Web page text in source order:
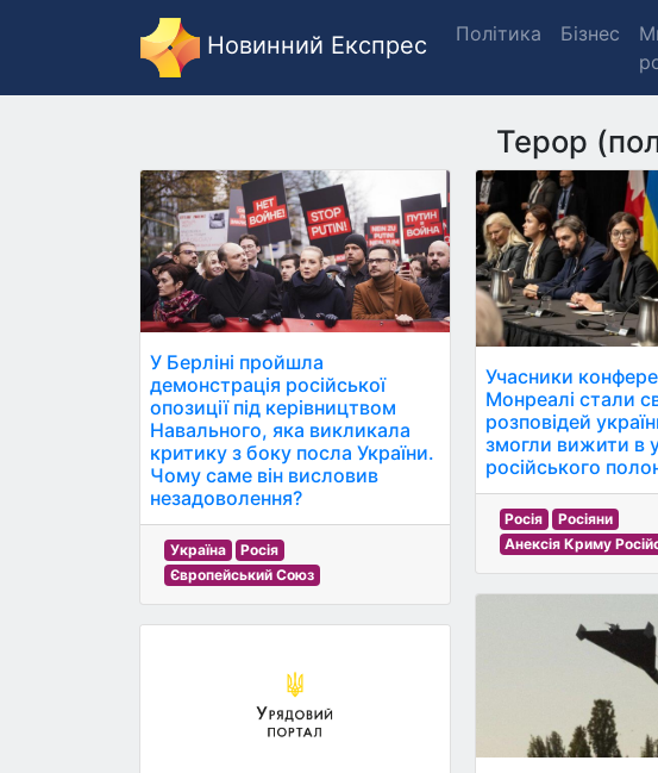
Новинний Експрес Політика Бізнес
Терор
У Берліні пройшла
демонстрація російської
опозиції під керівництвом
Навального, яка викликала
критику з боку посла України.
Чому саме він висловив
незадоволення?
Україна
Росія
Європейський Союз
Учасники
Монреалі стали
розповідей
змогли вижити в
російського
Росія
Росіяни
Анексія Криму